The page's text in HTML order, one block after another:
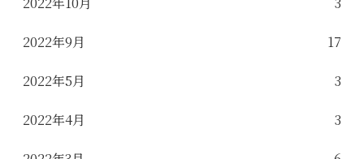
2022年9月 17
2022年5月 3
2022年4月 3